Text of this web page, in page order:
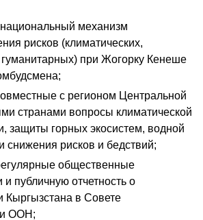
национальный механизм
рисков (климатических,
при Жогорку Кенеше
с регионом Центральной
странами вопросы климатической
защиты горных экосистем, водной
снижения рисков и бедствий;
общественные
и публичную отчетность о
Кыргызстана в Совете
ООН;